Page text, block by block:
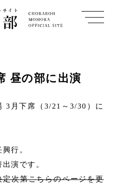
昼の部に出演
3月下席（3/21～3/30）に
行。
演です。
次第こちらのページを更